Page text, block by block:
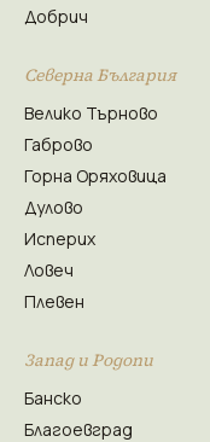
Добрич
Северна България
Велико Търново
Габрово
Горна Оряховица
Дулово
Исперих
Ловеч
Плевен
Запад и Родопи
Банско
Благоевград